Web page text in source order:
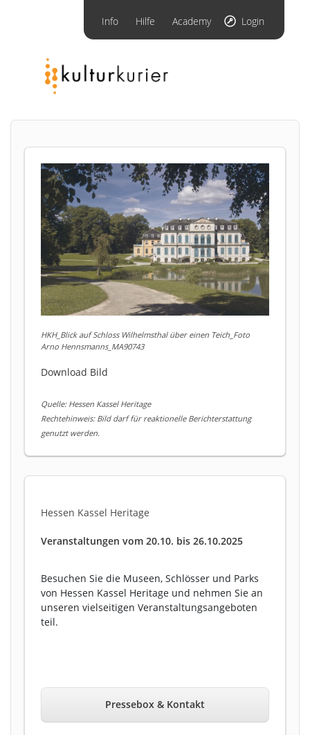
Info Hilfe Academy Login
HKH_Blick auf Schloss Wilhelmsthal über einen Teich_Foto
Arno Hennsmanns_MA90743
Download Bild
Quelle: Hessen Kassel Heritage
Rechtehinweis: Bild darf für reaktionelle Berichterstattung
genutzt werden.
Hessen Kassel Heritage
Veranstaltungen vom 20.10. bis 26.10.2025
Besuchen Sie die Museen, Schlösser und Parks
von Hessen Kassel Heritage und nehmen Sie an
unseren vielseitigen Veranstaltungsangeboten
teil.
Pressebox & Kontakt